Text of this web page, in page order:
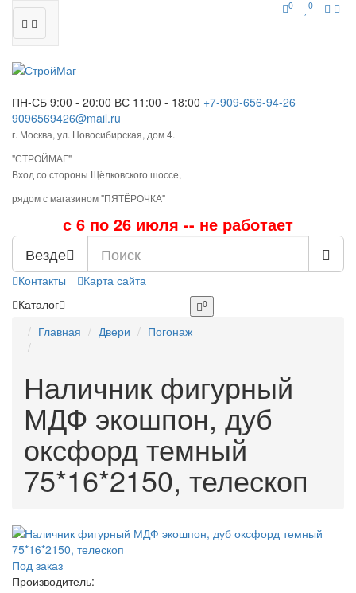
0 0
ПН-СБ 9:00 - 20:00 ВС 11:00 - 18:00 +7-909-656-94-26
9096569426@mail.ru
г. Москва, ул. Новосибирская, дом 4.
"СТРОЙМАГ"
Вход со стороны Щёлковского шоссе,
рядом с магазином "ПЯТЁРОЧКА"
с 6 по 26 июля -- не работает
Везде
Контакты
Карта сайта
Каталог
0
Главная Двери Погонаж
Наличник фигурный
МДФ экошпон, дуб
оксфорд темный
75*16*2150, телескоп
Под заказ
Производитель: